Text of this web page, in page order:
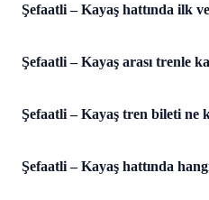
Şefaatli – Kayaş hattında ilk
Şefaatli – Kayaş arası trenle
Şefaatli – Kayaş tren bileti ne
Şefaatli – Kayaş hattında